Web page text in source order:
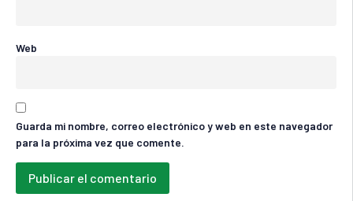
Web
Guarda mi nombre, correo electrónico y web en este navegador
para la próxima vez que comente.